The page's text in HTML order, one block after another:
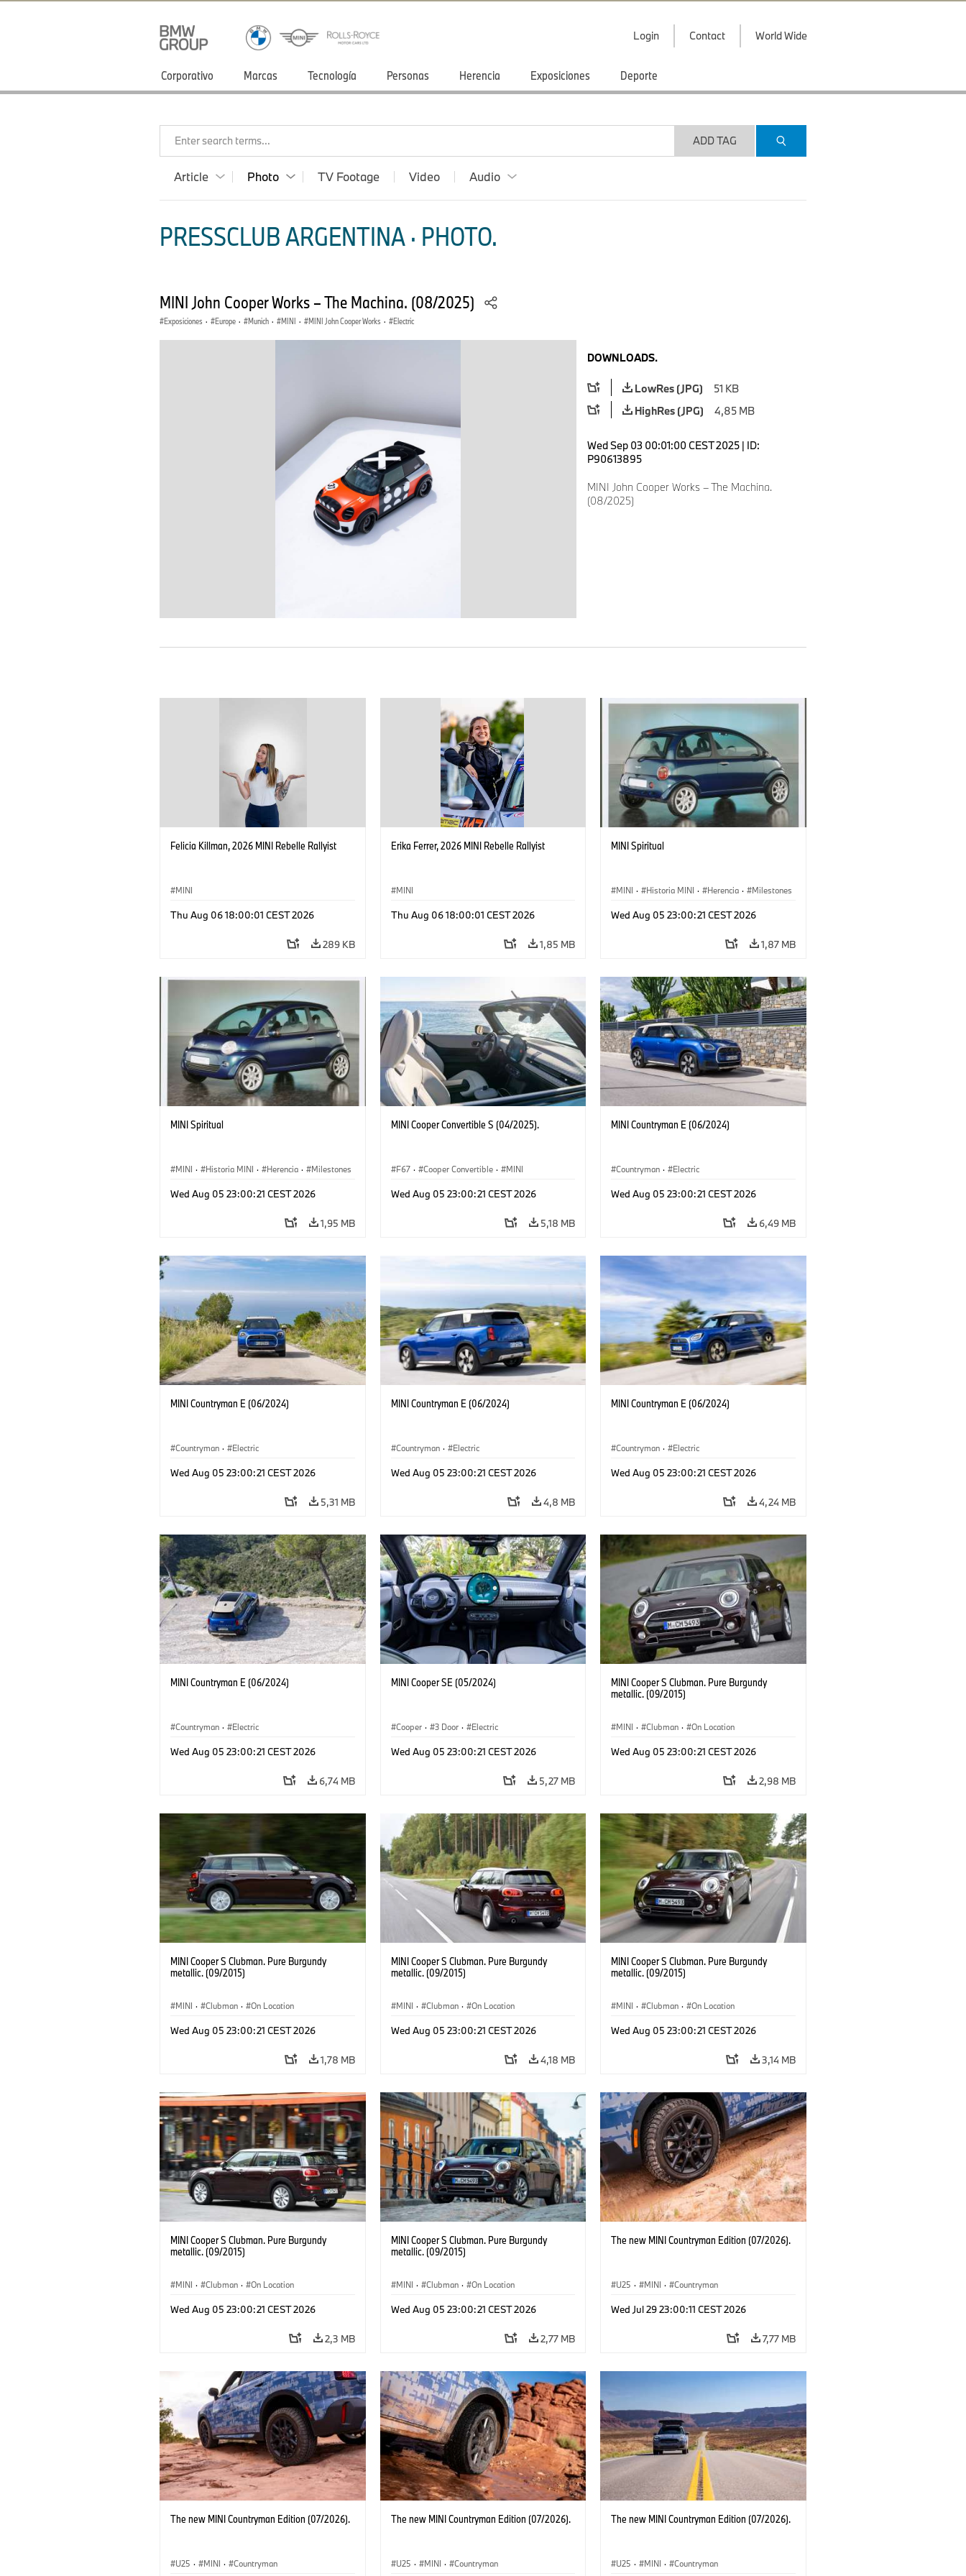
Login Contact World Wide
Corporativo Marcas Tecnología Personas Herencia Exposiciones Deporte
Enter search terms... ADD TAG
Article Photo TV Footage Video Audio
PRESSCLUB ARGENTINA · PHOTO.
MINI John Cooper Works – The Machina. (08/2025)
Exposiciones · Europe · Munich · MINI · MINI John Cooper Works · Electric
DOWNLOADS.
LowRes (JPG)
51 KB
HighRes (JPG)
4,85 MB
Wed Sep 03 00:01:00 CEST 2025 | ID:
P90613895
MINI John Cooper Works – The Machina.
(08/2025)
Felicia Killman, 2026 MINI Rebelle Rallyist
MINI
Thu Aug 06 18:00:01 CEST 2026
289 KB
Erika Ferrer, 2026 MINI Rebelle Rallyist
MINI
Thu Aug 06 18:00:01 CEST 2026
1,85 MB
MINI Spiritual
MINI · Historia MINI · Herencia · Milestones
Wed Aug 05 23:00:21 CEST 2026
1,87 MB
MINI Spiritual
MINI · Historia MINI · Herencia · Milestones
Wed Aug 05 23:00:21 CEST 2026
1,95 MB
MINI Cooper Convertible S (04/2025).
F67 · Cooper Convertible · MINI
Wed Aug 05 23:00:21 CEST 2026
5,18 MB
MINI Countryman E (06/2024)
Countryman · Electric
Wed Aug 05 23:00:21 CEST 2026
6,49 MB
MINI Countryman E (06/2024)
Countryman · Electric
Wed Aug 05 23:00:21 CEST 2026
5,31 MB
MINI Countryman E (06/2024)
Countryman · Electric
Wed Aug 05 23:00:21 CEST 2026
4,8 MB
MINI Countryman E (06/2024)
Countryman · Electric
Wed Aug 05 23:00:21 CEST 2026
4,24 MB
MINI Countryman E (06/2024)
Countryman · Electric
Wed Aug 05 23:00:21 CEST 2026
6,74 MB
MINI Cooper SE (05/2024)
Cooper · 3 Door · Electric
Wed Aug 05 23:00:21 CEST 2026
5,27 MB
MINI Cooper S Clubman. Pure Burgundy
metallic. (09/2015)
MINI · Clubman · On Location
Wed Aug 05 23:00:21 CEST 2026
2,98 MB
MINI Cooper S Clubman. Pure Burgundy
metallic. (09/2015)
MINI · Clubman · On Location
Wed Aug 05 23:00:21 CEST 2026
1,78 MB
MINI Cooper S Clubman. Pure Burgundy
metallic. (09/2015)
MINI · Clubman · On Location
Wed Aug 05 23:00:21 CEST 2026
4,18 MB
MINI Cooper S Clubman. Pure Burgundy
metallic. (09/2015)
MINI · Clubman · On Location
Wed Aug 05 23:00:21 CEST 2026
3,14 MB
MINI Cooper S Clubman. Pure Burgundy
metallic. (09/2015)
MINI · Clubman · On Location
Wed Aug 05 23:00:21 CEST 2026
2,3 MB
MINI Cooper S Clubman. Pure Burgundy
metallic. (09/2015)
MINI · Clubman · On Location
Wed Aug 05 23:00:21 CEST 2026
2,77 MB
The new MINI Countryman Edition (07/2026).
U25 · MINI · Countryman
Wed Jul 29 23:00:11 CEST 2026
7,77 MB
The new MINI Countryman Edition (07/2026).
U25 · MINI · Countryman
The new MINI Countryman Edition (07/2026).
U25 · MINI · Countryman
The new MINI Countryman Edition (07/2026).
U25 · MINI · Countryman